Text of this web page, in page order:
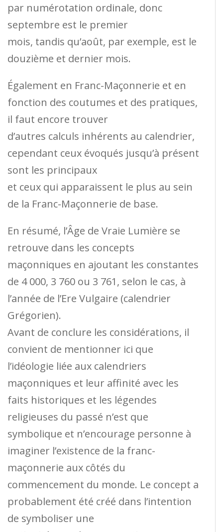
par numérotation ordinale, donc
septembre est le premier
mois, tandis qu’août, par exemple, est le
douzième et dernier mois.
Également en Franc-Maçonnerie et en
fonction des coutumes et des pratiques,
il faut encore trouver
d’autres calculs inhérents au calendrier,
cependant ceux évoqués jusqu’à présent
sont les principaux
et ceux qui apparaissent le plus au sein
de la Franc-Maçonnerie de base.
En résumé, l’Âge de Vraie Lumière se
retrouve dans les concepts
maçonniques en ajoutant les constantes
de 4 000, 3 760 ou 3 761, selon le cas, à
l’année de l’Ere Vulgaire (calendrier
Grégorien).
Avant de conclure les considérations, il
convient de mentionner ici que
l’idéologie liée aux calendriers
maçonniques et leur affinité avec les
faits historiques et les légendes
religieuses du passé n’est que
symbolique et n’encourage personne à
imaginer l’existence de la franc-
maçonnerie aux côtés du
commencement du monde. Le concept a
probablement été créé dans l’intention
de symboliser une